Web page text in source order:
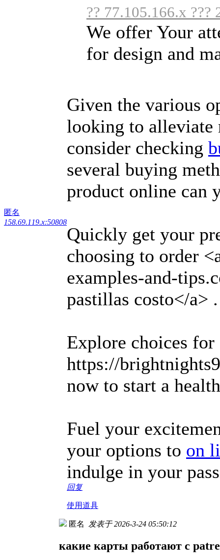
匿名
158.69.119.x:50808
?? 77.105.166.x ???
We offer Your
for design and
Given the various
looking to alleviate
consider checking
several buying
product online can
Quickly get your
choosing to order
examples-and-
pastillas costo</a> .
Explore choices
https://
now to start a
Fuel your
your options to on
indulge in your
回复
使用道具
匿名 发表于 2026-3-24 05:50:12
какие карты работают с